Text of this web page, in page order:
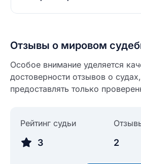
Отзывы о мировом
Особое внимание уделяется
достоверности отзывов о
предоставлять только
Рейтинг судьи
3 2
Введите свой e-mail
Текст отзыва
Введите свое имя
Ответ на отзыв